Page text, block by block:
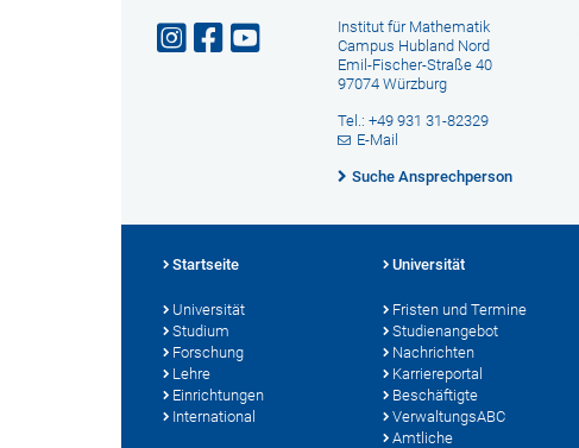
Institut für Mathematik
Campus Hubland Nord
Emil-Fischer-Straße 40
97074 Würzburg
Tel.: +49 931 31-82329
E-Mail
Suche Ansprechperson
Startseite
Universität
Studium
Forschung
Lehre
Einrichtungen
International
Universität
Fristen und Termine
Studienangebot
Nachrichten
Karriereportal
Beschäftigte
VerwaltungsABC
Amtliche